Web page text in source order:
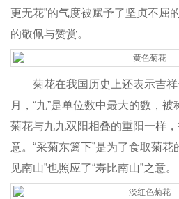
更无花”的气度被赋予了坚贞不屈
的敬佩与赞赏。
菊花在我国历史上还表示吉
月，“九”是单位数中最大的数，被
菊花与九九双阳相叠的重阳一样
意。“采菊东篱下”是为了食取菊花
见南山”也照应了“寿比南山”之意。